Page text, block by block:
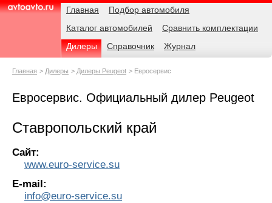
AvtoAvto.ru
Навигация Главная
Подбор автомобиля
Каталог автомобилей
Сравнить комплектации
Дилеры
Справочник Журнал
Родительские
Главная Дилеры Дилеры Peugeot Евросервис
Евросервис. Официальный дилер Peugeot
Ставропольский край
Сайт:
www.euro-service.su
E-mail:
info@euro-service.su